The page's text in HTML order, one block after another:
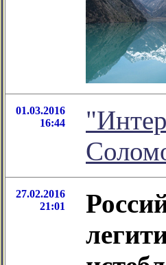
01.03.2016
16:44
27.02.2016
21:01